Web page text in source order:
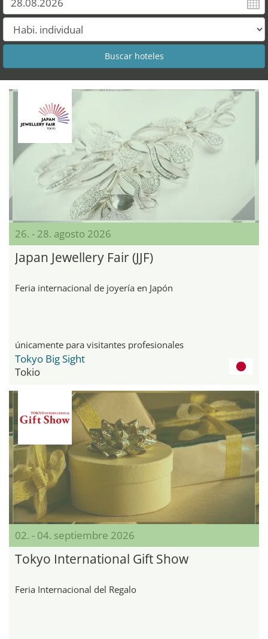
26. - 28. agosto 2026
Japan Jewellery Fair (JJF)
Feria internacional de joyería en Japón
únicamente para visitantes profesionales
Tokyo Big Sight
Tokio
02. - 04. septiembre 2026
Tokyo International Gift Show
Feria Internacional del Regalo